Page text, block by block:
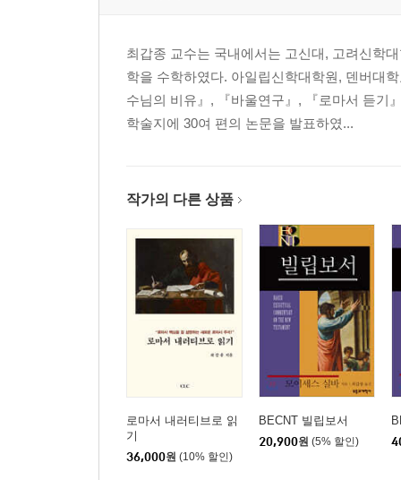
(7) 비판(7:1-6)
(8) 기도와 응답, 넓은 길과 좁은 길(7:7-29)
2. 치유와 이적 사역(8:1-9:38)
(1) 나병환자와 중풍병자를 고치시다(8:1-13)
(4) 자연과 영적 세계를 통제하시다(8:23-34)
(5) 중풍병자를 고치시다(9:1-8)
(6) 세리 마태를 부르시다(9:9-13)
(7) 금식 논쟁(9:14-17)
(8) 계속되는 여러 치유 사역(9:18-38)
3. 제자 파송 설교(10:1-11:1)
III. 도전과 대응: 배척당하신 예수의 반응 11:2-
1. 세례 요한과 예수(11:2-19)
3. 배척당하시다(12:1-50)
4. 예수의 대응: 천국 비유 설교(13:1-58)
최갑종 교수는 국내에서는 고신대, 고려신학
학을 수학하였다. 아일립신학대학원, 덴버대
수님의 비유』, 『바울연구』, 『로마서 듣기
학술지에 30여 편의 논문을 발표하였...
작가의 다른 상품
로마서 내러티브로 읽
기
36,000원 (10% 할인)
BECNT 빌립보서
20,900원 (5% 할인)